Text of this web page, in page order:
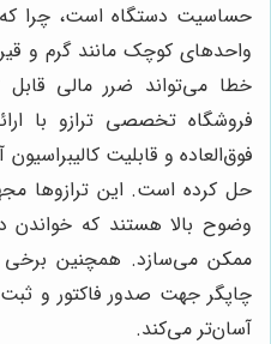
حساسیت دستگاه است، چرا که
واحدهای کوچک مانند گرم و
خطا می‌تواند ضرر مالی
فروشگاه تخصصی ترازو با
فوق‌العاده و قابلیت
حل کرده است. این ترازوها
وضوح بالا هستند که خواندن
ممکن می‌سازد. همچنین برخی
چاپگر جهت صدور فاکتور و
آسان‌تر می‌کند.